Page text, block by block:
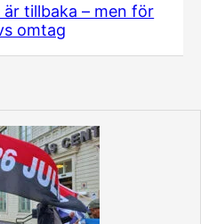
tillbaka – men för
omtag